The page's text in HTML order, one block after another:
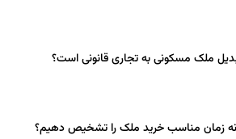
ملک مسکونی به تجاری قانونی است؟
زمان مناسب خرید ملک را تشخیص دهیم؟